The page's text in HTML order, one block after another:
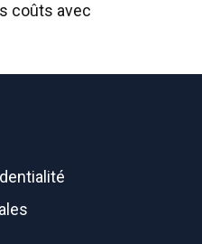
coûts avec